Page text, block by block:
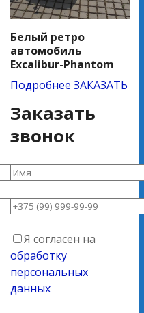
Белый ретро
автомобиль
Excalibur-Phantom
Подробнее ЗАКАЗАТЬ
Заказать
звонок
Я согласен на
обработку
персональных
данных